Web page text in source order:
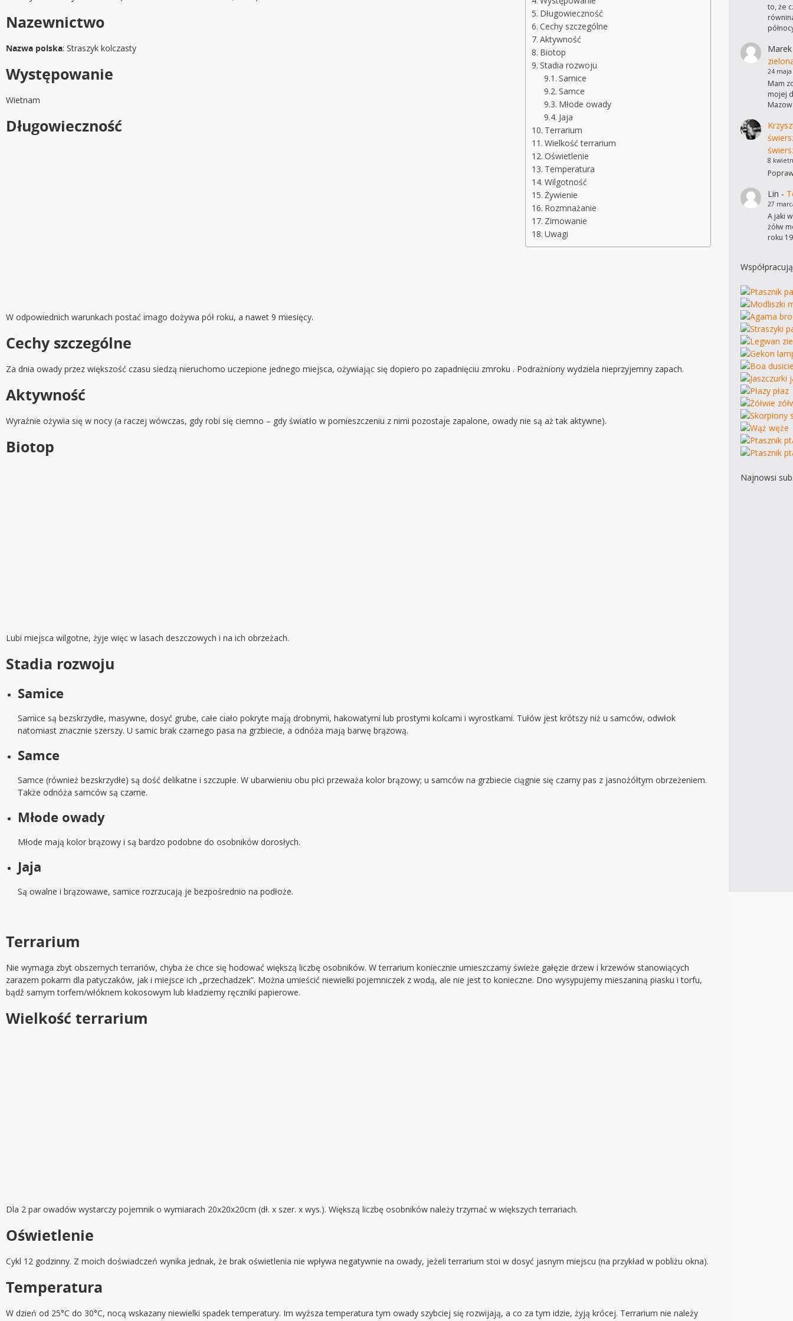
Długowieczność
Cechy szczególne
Aktywność
Biotop
Stadia rozwoju
Samice
Samce
Młode owady
Jaja
Terrarium
Wielkość terrarium
Oświetlenie
Temperatura
Wilgotność
Żywienie
Rozmnażanie
Zimowanie
Uwagi
Nazewnictwo
Nazwa polska: Straszyk kolczasty
Występowanie
Wietnam
Długowieczność
W odpowiednich warunkach postać imago dożywa pół roku, a nawet 9 miesięcy.
Cechy szczególne
Za dnia owady przez większość czasu siedzą nieruchomo uczepione jednego miejsca, ożywiając się dopiero po zapadnięciu zmroku . Podrażniony wydziela nieprzyjemny zapach.
Aktywność
Wyraźnie ożywia się w nocy (a raczej wówczas, gdy robi się ciemno – gdy światło w pomieszczeniu z nimi pozostaje zapalone, owady nie są aż tak aktywne).
Biotop
Lubi miejsca wilgotne, żyje więc w lasach deszczowych i na ich obrzeżach.
Stadia rozwoju
Samice
Samice są bezskrzydłe, masywne, dosyć grube, całe ciało pokryte mają drobnymi, hakowatymi lub prostymi kolcami i wyrostkami. Tułów jest krótszy niż u samców, odwłok
natomiast znacznie szerszy. U samic brak czarnego pasa na grzbiecie, a odnóża mają barwę brązową.
Samce
Samce (również bezskrzydłe) są dość delikatne i szczupłe. W ubarwieniu obu płci przeważa kolor brązowy; u samców na grzbiecie ciągnie się czarny pas z jasnożółtym obrzeżeniem.
Także odnóża samców są czarne.
Młode owady
Młode mają kolor brązowy i są bardzo podobne do osobników dorosłych.
Jaja
Są owalne i brązowawe, samice rozrzucają je bezpośrednio na podłoże.
Terrarium
Nie wymaga zbyt obszernych terrariów, chyba że chce się hodować większą liczbę osobników. W terrarium koniecznie umieszczamy świeże gałęzie drzew i krzewów stanowiących
zarazem pokarm dla patyczaków, jak i miejsce ich „przechadzek”. Można umieścić niewielki pojemniczek z wodą, ale nie jest to konieczne. Dno wysypujemy mieszaniną piasku i torfu,
bądź samym torfem/włóknem kokosowym lub kładziemy ręczniki papierowe.
Wielkość terrarium
Dla 2 par owadów wystarczy pojemnik o wymiarach 20x20x20cm (dł. x szer. x wys.). Większą liczbę osobników należy trzymać w większych terrariach.
Oświetlenie
Cykl 12 godzinny. Z moich doświadczeń wynika jednak, że brak oświetlenia nie wpływa negatywnie na owady, jeżeli terrarium stoi w dosyć jasnym miejscu (na przykład w pobliżu okna).
Temperatura
W dzień od 25°C do 30°C, nocą wskazany niewielki spadek temperatury. Im wyższa temperatura tym owady szybciej się rozwijają, a co za tym idzie, żyją krócej. Terrarium nie należy
to, że
Marek
24 maja
Mam
mojej
8
Lin -
27
A jaki
żółw
roku
Najnowsi